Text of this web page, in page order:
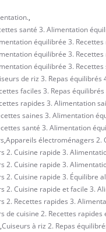
,
santé 3. Alimentation
équilibrée 3.
équilibrée 3.
équilibrée 3.
de riz 3. Repas équilibrés
faciles 3. Repas
rapides 3. Alimentation
saines 3. Alimentation
santé 3. Alimentation
,Appareils électroménagers 2.
2. Cuisine rapide 3.
2. Cuisine rapide 3.
2. Cuisine rapide 3. Équilibre
2. Cuisine rapide et facile 3.
2. Recettes rapides 3.
de cuisine 2. Recettes
,Cuiseurs à riz 2. Repas